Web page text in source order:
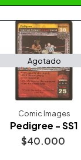
Agotado
Comic Images
Pedigree - SS1
$40.000